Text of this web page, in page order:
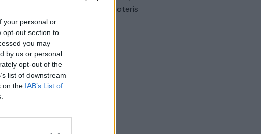
your personal or
opt-out section to
you may
by us or personal
opt-out of the
list of downstream
on the IAB’s List of
automobilis sužalojo dvi moteris
Žinios | Lietuvos diena